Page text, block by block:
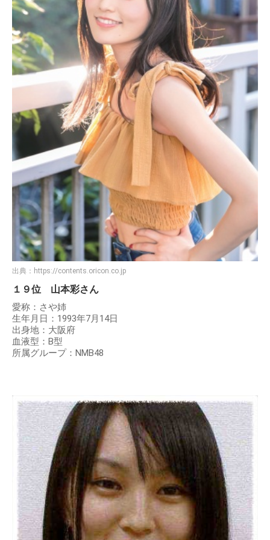
出典： https://contents.oricon.co.jp
１９位 山本彩さん
愛称：さや姉
生年月日：1993年7月14日
出身地：大阪府
血液型：B型
所属グループ：NMB48